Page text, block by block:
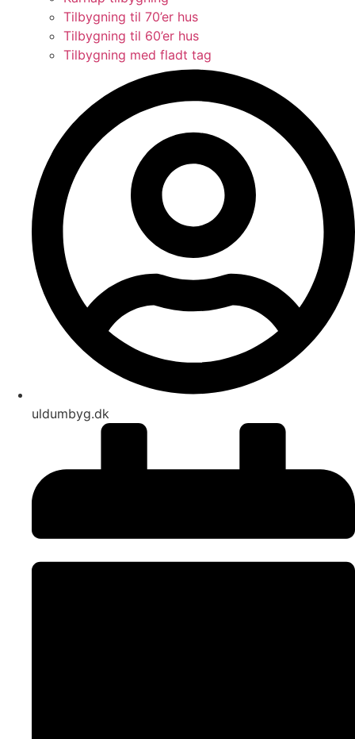
Tilbygning til 70’er hus
Tilbygning til 60’er hus
Tilbygning med fladt tag
uldumbyg.dk